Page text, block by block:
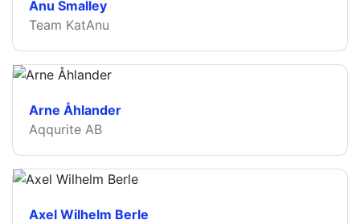
Anu Smalley
Team KatAnu
Arne Åhlander
Aqqurite AB
Axel Wilhelm Berle